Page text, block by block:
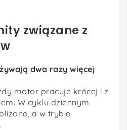
związane z
dwa razy więcej
motor pracuje krócej i z
W cyklu dziennym
a w trybie